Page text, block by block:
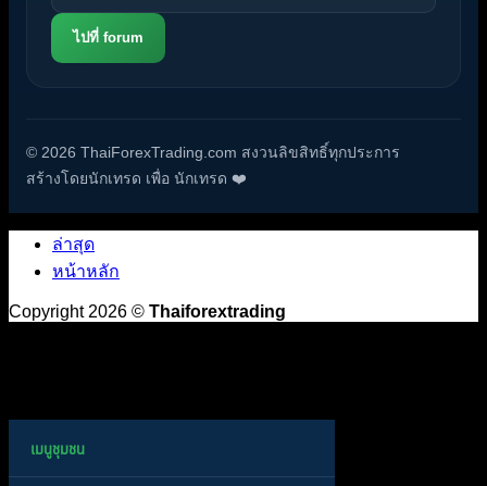
ไปที่ forum
© 2026 ThaiForexTrading.com สงวนลิขสิทธิ์ทุกประการ
สร้างโดยนักเทรด เพื่อ นักเทรด ❤️
ล่าสุด
หน้าหลัก
Copyright 2026 © Thaiforextrading